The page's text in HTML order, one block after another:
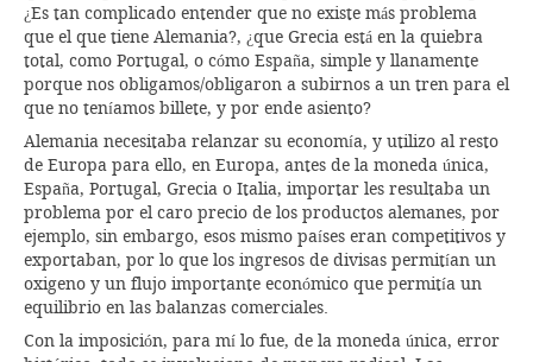
¿Es tan complicado entender que no existe más problema
que el que tiene Alemania?, ¿que Grecia está en la quiebra
total, como Portugal, o cómo España, simple y llanamente
porque nos obligamos/obligaron a subirnos a un tren para el
que no teníamos billete, y por ende asiento?
Alemania necesitaba relanzar su economía, y utilizo al resto
de Europa para ello, en Europa, antes de la moneda única,
España, Portugal, Grecia o Italia, importar les resultaba un
problema por el caro precio de los productos alemanes, por
ejemplo, sin embargo, esos mismo países eran competitivos y
exportaban, por lo que los ingresos de divisas permitían un
oxigeno y un flujo importante económico que permitía un
equilibrio en las balanzas comerciales.
Con la imposición, para mí lo fue, de la moneda única, error